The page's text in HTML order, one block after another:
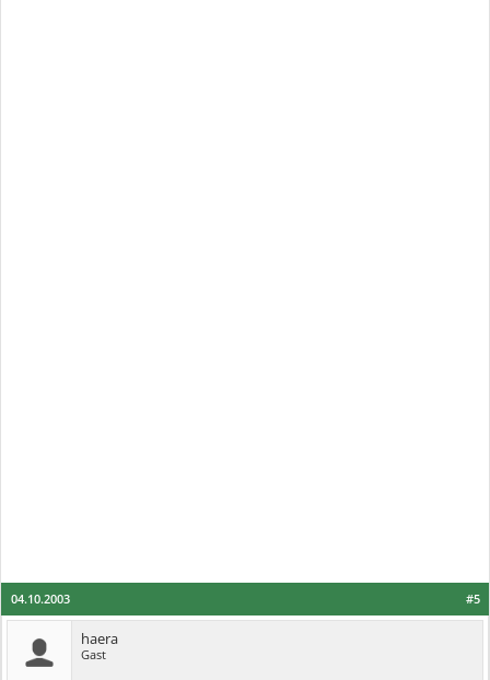
#5
04.10.2003
haera
Gast